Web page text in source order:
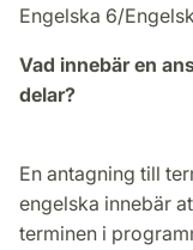
Engelska 6/
Vad innebär en
delar?
En antagning till
engelska innebär
terminen i